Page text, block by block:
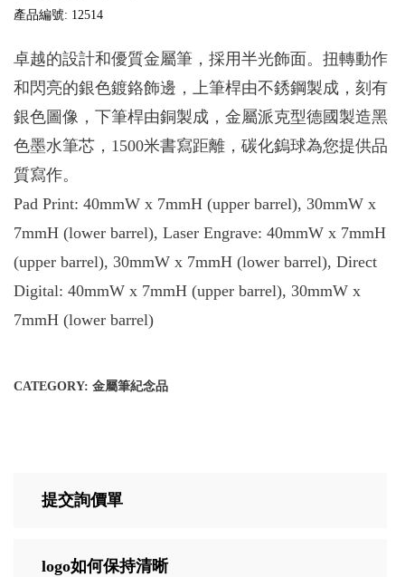
產品編號: 12514
卓越的設計和優質金屬筆，採用半光飾面。扭轉動作
和閃亮的銀色鍍鉻飾邊，上筆桿由不銹鋼製成，刻有
銀色圖像，下筆桿由銅製成，金屬派克型德國製造黑
色墨水筆芯，1500米書寫距離，碳化鎢球為您提供品
質寫作。
Pad Print: 40mmW x 7mmH (upper barrel), 30mmW x
7mmH (lower barrel), Laser Engrave: 40mmW x 7mmH
(upper barrel), 30mmW x 7mmH (lower barrel), Direct
Digital: 40mmW x 7mmH (upper barrel), 30mmW x
7mmH (lower barrel)
CATEGORY: 金屬筆紀念品
提交詢價單
logo如何保持清晰